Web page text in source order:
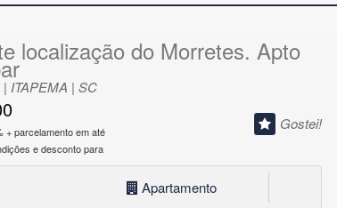
localização do Morretes. Apto
ITAPEMA | SC
+ parcelamento em até
e desconto para
Gostei!
Apartamento